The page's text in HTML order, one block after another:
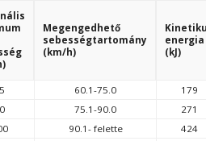
Megengedhető
sebességtartomány
(km/h)
energia
(kJ)
60.1-75.0
179
75.1-90.0
271
90.1- felette 424